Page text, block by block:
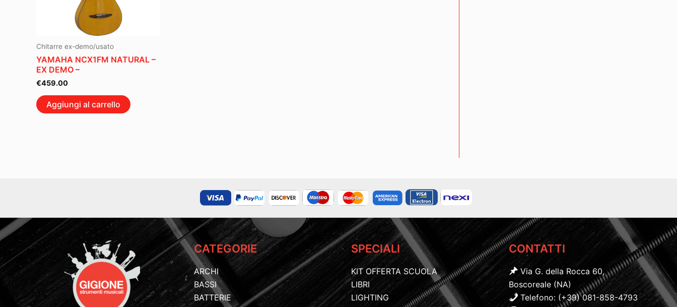
Chitarre ex-demo/usato
YAMAHA NCX1FM NATURAL –
EX DEMO –
€459.00
Aggiungi al carrello
CATEGORIE
ARCHI
BASSI
BATTERIE
SPECIALI
KIT OFFERTA SCUOLA
LIBRI
LIGHTING
CONTATTI
Via G. della Rocca 60,
Boscoreale (NA)
Telefono: (+39) 081-858-4793